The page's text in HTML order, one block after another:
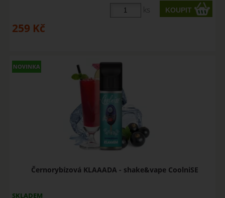
ks
259 Kč
Černorybízová KLAAADA - shake&vape CoolniSE
SKLADEM